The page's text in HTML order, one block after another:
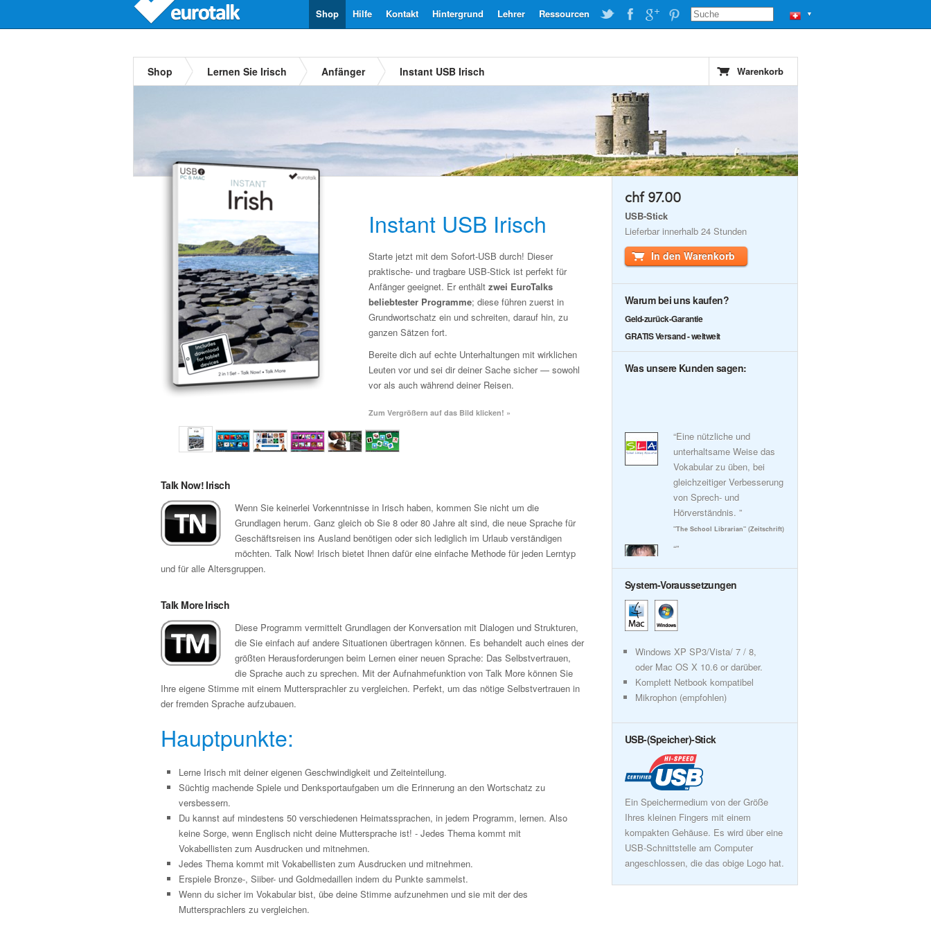
▼
Ressourcen
Lehrer
Hintergrund
Kontakt
Hilfe
Shop
Shop Lernen Sie Irisch Anfänger Instant USB Irisch Warenkorb
Instant USB Irisch
Starte jetzt mit dem Sofort-USB durch! Dieser
praktische- und tragbare USB-Stick ist perfekt für
Anfänger geeignet. Er enthält zwei EuroTalks
beliebtester Programme; diese führen zuerst in
Grundwortschatz ein und schreiten, darauf hin, zu
ganzen Sätzen fort.
Bereite dich auf echte Unterhaltungen mit wirklichen
Leuten vor und sei dir deiner Sache sicher — sowohl
vor als auch während deiner Reisen.
Zum Vergrößern auf das Bild klicken! »
Talk Now! Irisch
Wenn Sie keinerlei Vorkenntnisse in Irisch haben, kommen Sie nicht um die
Grundlagen herum. Ganz gleich ob Sie 8 oder 80 Jahre alt sind, die neue Sprache für
Geschäftsreisen ins Ausland benötigen oder sich lediglich im Urlaub verständigen
möchten. Talk Now! Irisch bietet Ihnen dafür eine einfache Methode für jeden Lerntyp
und für alle Altersgruppen.
Talk More Irisch
Diese Programm vermittelt Grundlagen der Konversation mit Dialogen und Strukturen,
die Sie einfach auf andere Situationen übertragen können. Es behandelt auch eines der
größten Herausforderungen beim Lernen einer neuen Sprache: Das Selbstvertrauen,
die Sprache auch zu sprechen. Mit der Aufnahmefunktion von Talk More können Sie
Ihre eigene Stimme mit einem Muttersprachler zu vergleichen. Perfekt, um das nötige Selbstvertrauen in
der fremden Sprache aufzubauen.
Hauptpunkte:
Lerne Irisch mit deiner eigenen Geschwindigkeit und Zeiteinteilung.
Süchtig machende Spiele und Denksportaufgaben um die Erinnerung an den Wortschatz zu
versbessern.
Du kannst auf mindestens 50 verschiedenen Heimatssprachen, in jedem Programm, lernen. Also
keine Sorge, wenn Englisch nicht deine Muttersprache ist! - Jedes Thema kommt mit
Vokabellisten zum Ausdrucken und mitnehmen.
Jedes Thema kommt mit Vokabellisten zum Ausdrucken und mitnehmen.
Erspiele Bronze-, Siiber- und Goldmedaillen indem du Punkte sammelst.
Wenn du sicher im Vokabular bist, übe deine Stimme aufzunehmen und sie mit der des
Muttersprachlers zu vergleichen.
chf 97.00
USB-Stick
Lieferbar innerhalb 24 Stunden
In den Warenkorb
Warum bei uns kaufen?
Geld-zurück-Garantie
GRATIS Versand - weltweit
Was unsere Kunden sagen:
“Eine nützliche und
unterhaltsame Weise das
Vokabular zu üben, bei
gleichzeitiger Verbesserung
von Sprech- und
Hörverständnis. ”
"The School Librarian" (Zeitschrift)
“”
System-Voraussetzungen
Windows XP SP3/Vista/ 7 / 8,
oder Mac OS X 10.6 or darüber.
Komplett Netbook kompatibel
Mikrophon (empfohlen)
USB-(Speicher)-Stick
Ein Speichermedium von der Größe
Ihres kleinen Fingers mit einem
kompakten Gehäuse. Es wird über eine
USB-Schnittstelle am Computer
angeschlossen, die das obige Logo hat.